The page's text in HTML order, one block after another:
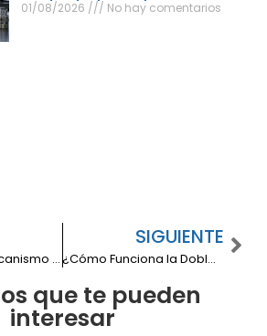
01/08/2026 No hay comentarios
¿Cómo es el Mecanismo de Taladro Fresador ZX 7045S?
SIGUIENTE
¿Cómo Funciona la Dobladora de Tubos Hidraulica Curvadora de Perfiles MC550 de Nargesa?
que te pueden
interesar